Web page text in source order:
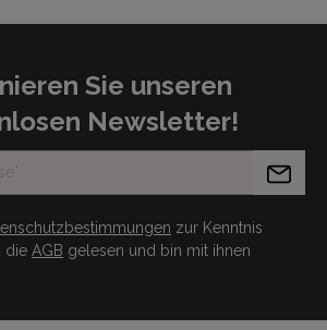
Sie unseren
Newsletter!
zur Kenntnis
die AGB gelesen und bin mit ihnen